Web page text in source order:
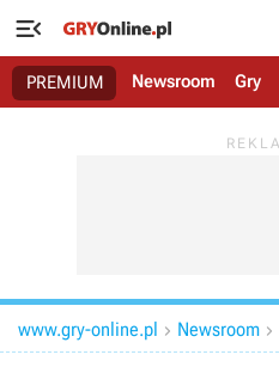

PREMIUM Newsroom Gry
www.gry-online.pl  Newsroom 